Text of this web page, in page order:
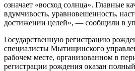
означает «восход солнца». Главные
вдумчивость, уравновешенность,
достижении целей», — сообщили в
Государственную регистрацию
специалисты Мытищинского
рабочем месте, организованном в
регистрации рождения оказан